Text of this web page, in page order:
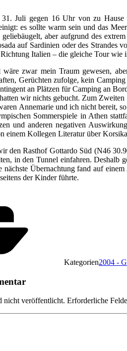
Juli gegen 16 Uhr von zu Hause
es sollte warm sein und das
aber aufgrund des
auf Sardinien oder des
Italien – die gleiche Tour wie
wäre zwar mein Traum gewesen,
Gerüchten zufolge, kein
an Plätzen für Camping an
wir nichts gebucht. Zum
Annemarie und ich nicht bereit,
Sommerspiele in Athen
und anderen negativen
einem Kollegen Literatur über
den Rasthof Gottardo Süd (N46
in den Tunnel einfahren. Deshalb
Übernachtung fand auf
der Kinder führte.
Kategorien2004 -
nicht veröffentlicht. Erforderliche